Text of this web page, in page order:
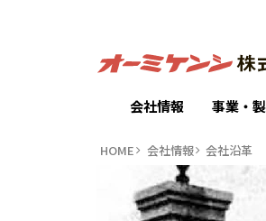
会社情報 事業・
HOME 会社情報 会社沿革